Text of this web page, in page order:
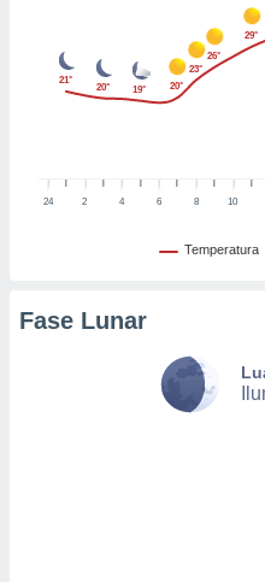
para
utilizar
Temperatura
24 2 4 6 8 10
21°
20° 19° 20°
23°
26°
29°
Fase Lunar